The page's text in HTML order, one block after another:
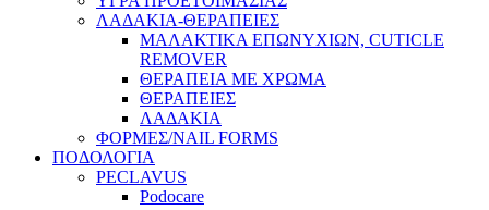
ΛΑΔΑΚΙΑ-ΘΕΡΑΠΕΙΕΣ
ΜΑΛΑΚΤΙΚΑ ΕΠΩΝΥΧΙΩΝ, CUTICLE
REMOVER
ΘΕΡΑΠΕΙΑ ΜΕ ΧΡΩΜΑ
ΘΕΡΑΠΕΙΕΣ
ΛΑΔΑΚΙΑ
ΦΟΡΜΕΣ/NAIL FORMS
ΠΟΔΟΛΟΓΙΑ
PECLAVUS
Podocare